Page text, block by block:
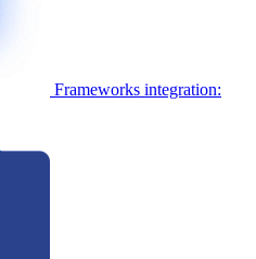
Frameworks integration: